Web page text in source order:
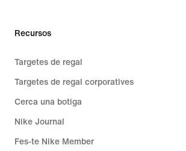
Recursos
Targetes de regal
Targetes de regal corporatives
Cerca una botiga
Nike Journal
Fes-te Nike Member